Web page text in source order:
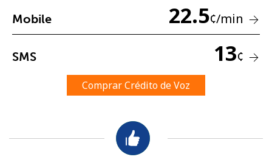
Una letra mayúscula y una minúscula
Un número
Mantente en contacto para recibir nuestras mejores
Mobile 22.5¢/min
SMS 13¢
Comprar Crédito de Voz